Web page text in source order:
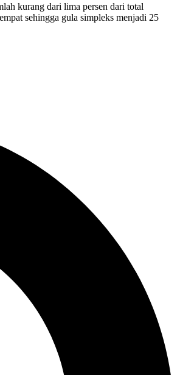
kurang dari lima persen dari total
sehingga gula simpleks menjadi 25